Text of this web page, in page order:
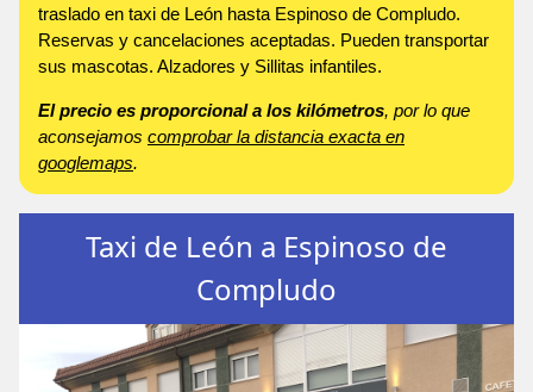
traslado en taxi de León hasta Espinoso de Compludo.
Reservas y cancelaciones aceptadas. Pueden transportar
sus mascotas. Alzadores y Sillitas infantiles.
El precio es proporcional a los kilómetros, por lo que
aconsejamos comprobar la distancia exacta en
googlemaps.
Taxi de León a Espinoso de
Compludo